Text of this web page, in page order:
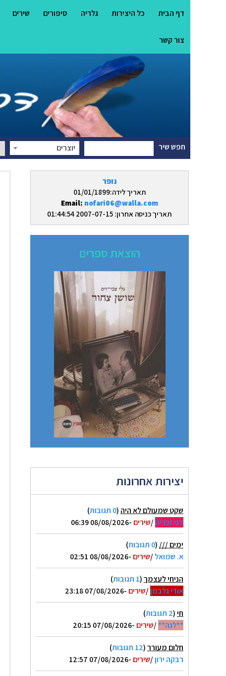
דף הבית כל היצירות גלריה סיפורים שירים
צור קשר
חפש שיר יוצרים
נופר
תאריך לידה:01/01/1899
Email: nofari06@walla.com
תאריך כניסה אחרון: 2007-07-15 01:44:54
הוצאת ספרים
יצירות אחרונות
שקט שמעולם לא היה (0 תגובות
)
דני זכריה/שירים -08/08/2026 06:39
ימים ///(0 תגובות
)
א. שמואל/שירים -08/08/2026 02:51
הניחי לעצמך(1 תגובות
)
אודי גלבמן/שירים -07/08/2026 23:18
חי(2 תגובות
)
**לנה**/שירים -07/08/2026 20:15
חלום מעורר(12 תגובות
)
רבקה ירון/שירים -07/08/2026 12:57